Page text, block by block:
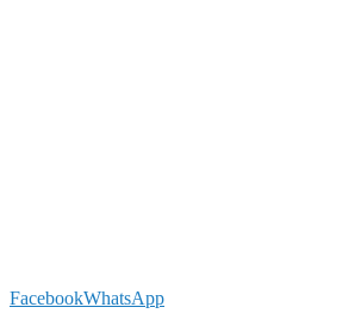
FacebookWhatsApp